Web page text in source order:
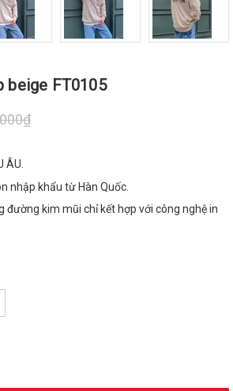
beige FT0105
ÂU.
nhập khẩu từ Hàn Quốc.
đường kim mũi chỉ kết hợp với công nghệ in